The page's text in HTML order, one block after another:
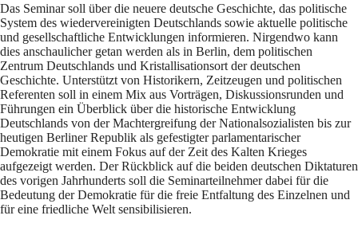
Das Seminar soll über die neuere deutsche Geschichte, das politische
System des wiedervereinigten Deutschlands sowie aktuelle politische
und gesellschaftliche Entwicklungen informieren. Nirgendwo kann
dies anschaulicher getan werden als in Berlin, dem politischen
Zentrum Deutschlands und Kristallisationsort der deutschen
Geschichte. Unterstützt von Historikern, Zeitzeugen und politischen
Referenten soll in einem Mix aus Vorträgen, Diskussionsrunden und
Führungen ein Überblick über die historische Entwicklung
Deutschlands von der Machtergreifung der Nationalsozialisten bis zur
heutigen Berliner Republik als gefestigter parlamentarischer
Demokratie mit einem Fokus auf der Zeit des Kalten Krieges
aufgezeigt werden. Der Rückblick auf die beiden deutschen Diktaturen
des vorigen Jahrhunderts soll die Seminarteilnehmer dabei für die
Bedeutung der Demokratie für die freie Entfaltung des Einzelnen und
für eine friedliche Welt sensibilisieren.